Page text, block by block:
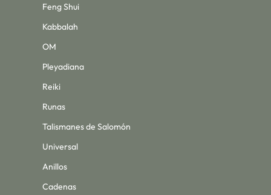
Feng Shui
Kabbalah
OM
Pleyadiana
Reiki
Runas
Talismanes de Salomón
Universal
Anillos
Cadenas